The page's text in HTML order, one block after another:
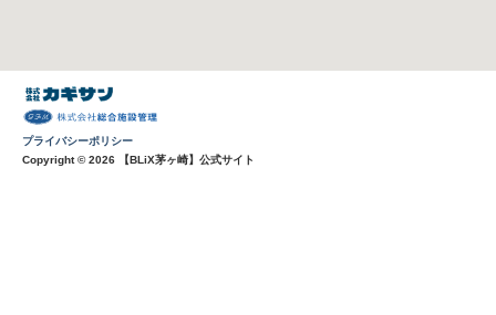
Copyright © 2026 【BLiX茅ヶ崎】公式サイト
プライバシーポリシー